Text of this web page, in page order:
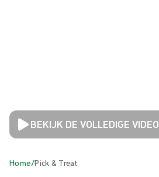
BEKIJK DE VOLLEDIGE VIDEO
Home/Pick & Treat